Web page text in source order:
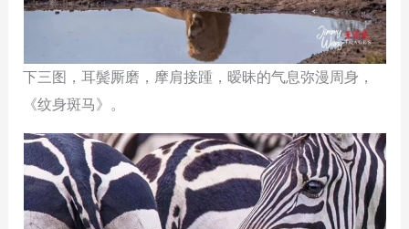
下三图，耳鬓厮磨，摩肩接踵，暧昧的气息弥漫周身，
《纹身斑马》。